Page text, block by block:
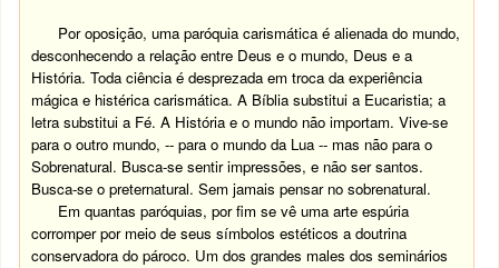
Por oposição, uma paróquia carismática é alienada do mundo,
desconhecendo a relação entre Deus e o mundo, Deus e a
História. Toda ciência é desprezada em troca da experiência
mágica e histérica carismática. A Bíblia substitui a Eucaristia; a
letra substitui a Fé. A História e o mundo não importam. Vive-se
para o outro mundo, -- para o mundo da Lua -- mas não para o
Sobrenatural. Busca-se sentir impressões, e não ser santos.
Busca-se o preternatural. Sem jamais pensar no sobrenatural.
Em quantas paróquias, por fim se vê uma arte espúria
corromper por meio de seus símbolos estéticos a doutrina
conservadora do pároco. Um dos grandes males dos seminários